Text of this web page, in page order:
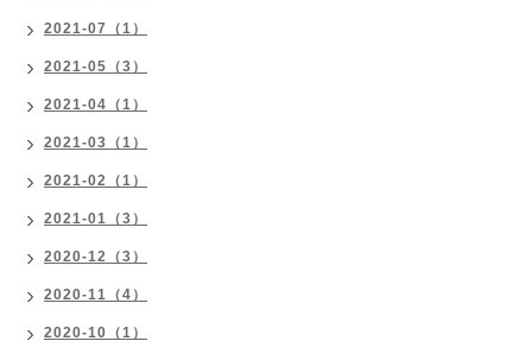
2021-07（1）
2021-05（3）
2021-04（1）
2021-03（1）
2021-02（1）
2021-01（3）
2020-12（3）
2020-11（4）
2020-10（1）